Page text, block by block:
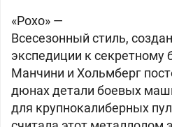
«Рохо» —
Всесезонный стиль,
экспедиции к секретному
Манчини и Хольмберг
дюнах детали боевых
для крупнокалиберных